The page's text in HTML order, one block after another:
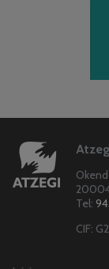
Tel:
CIF: